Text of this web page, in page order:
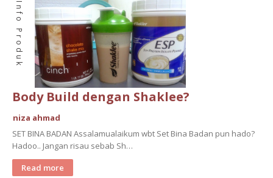
Info Produk
Body Build dengan Shaklee?
niza ahmad
SET BINA BADAN Assalamualaikum wbt Set Bina Badan pun hado?
Hadoo.. Jangan risau sebab Sh…
Read more